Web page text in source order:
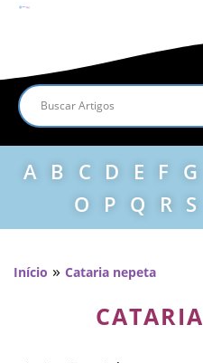
A B C D E F G
O
P Q R S
Início » Cataria nepeta